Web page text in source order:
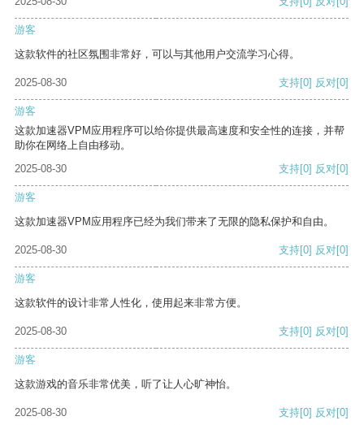
游客
这款软件的社区氛围非常好，可以与其他用户交流学习心得。
2025-08-30 支持[0] 反对[0]
游客
这款加速器VPM应用程序可以给你提供最高速度和安全性的连接，并帮
助你在网络上自由移动。
2025-08-30
支持[0] 反对[0]
游客
这款加速器VPM应用程序已经为我们带来了无限的隐私保护和自由。
2025-08-30 支持[0] 反对[0]
游客
这款软件的设计非常人性化，使用起来非常方便。
2025-08-30 支持[0] 反对[0]
游客
这款游戏的音乐非常优美，听了让人心旷神怡。
2025-08-30 支持[0] 反对[0]